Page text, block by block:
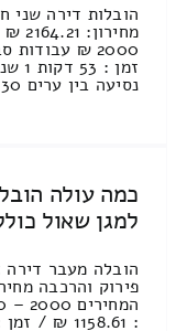
הובלות דירה שני
נסיעה בין ערים 30 דקות נפח כללי: 14.15м³ [...]
למגן שאול